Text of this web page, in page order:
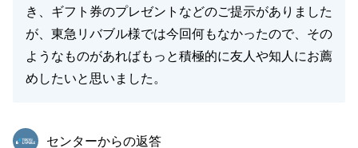
き、ギフト券のプレゼントなどのご提示がありました
が、東急リバブル様では今回何もなかったので、その
ようなものがあればもっと積極的に友人や知人にお薦
めしたいと思いました。
東急リバブル
センターからの返答